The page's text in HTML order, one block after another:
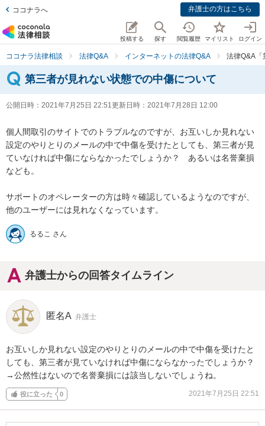
ココナラへ 弁護士の方はこちら
投稿する 探す 閲覧履歴 マイリスト ログイン
ココナラ法律相談 法律Q&A インターネットの法律Q&A 法律Q&A「
第三者が見れない状態での中傷について
公開日時： 2021年7月25日 22:51更新日時： 2021年7月28日 12:00
個人間取引のサイトでのトラブルなのですが、お互いしか見れない
設定のやりとりのメールの中で中傷を受けたとしても、第三者が見
ていなければ中傷にならなかったでしょうか？　あるいは名誉棄損
なども。
サポートのオペレーターの方は時々確認しているようなのですが、
他のユーザーには見れなくなっています。
るるこ さん
弁護士からの回答タイムライン
匿名A 弁護士
お互いしか見れない設定のやりとりのメールの中で中傷を受けたと
しても、第三者が見ていなければ中傷にならなかったでしょうか？
→公然性はないので名誉棄損には該当しないでしょうね。
役に立った 0 2021年7月25日 22:51